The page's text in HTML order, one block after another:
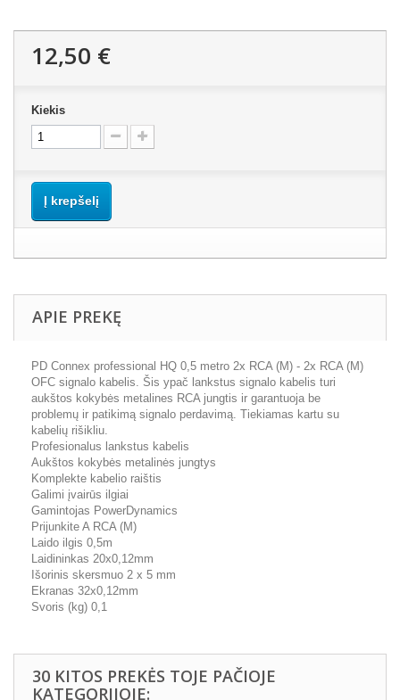
12,50 €
Kiekis
Į krepšelį
APIE PREKĘ
PD Connex professional HQ 0,5 metro 2x RCA (M) - 2x RCA (M)
OFC signalo kabelis. Šis ypač lankstus signalo kabelis turi
aukštos kokybės metalines RCA jungtis ir garantuoja be
problemų ir patikimą signalo perdavimą. Tiekiamas kartu su
kabelių rišikliu.
Profesionalus lankstus kabelis
Aukštos kokybės metalinės jungtys
Komplekte kabelio raištis
Galimi įvairūs ilgiai
Gamintojas PowerDynamics
Prijunkite A RCA (M)
Laido ilgis 0,5m
Laidininkas 20x0,12mm
Išorinis skersmuo 2 x 5 mm
Ekranas 32x0,12mm
Svoris (kg) 0,1
30 KITOS PREKĖS TOJE PAČIOJE
KATEGORIJOJE: